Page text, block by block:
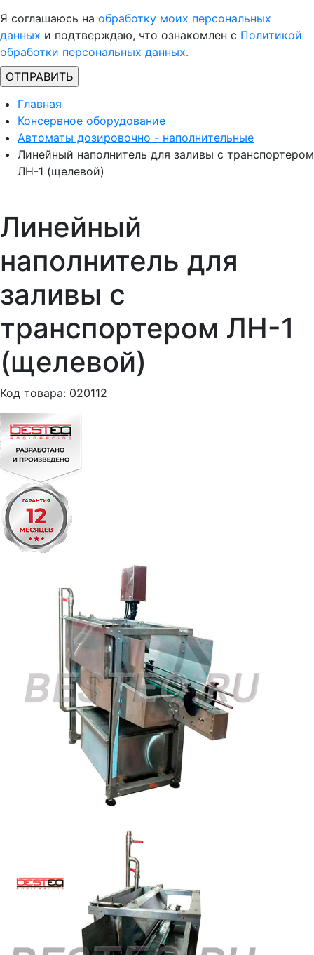
Я соглашаюсь на обработку моих персональных
данных и подтверждаю, что ознакомлен с Политикой
обработки персональных данных.
Главная
Консервное оборудование
Автоматы дозировочно - наполнительные
Линейный наполнитель для заливы с транспортером
ЛН-1 (щелевой)
Линейный
наполнитель для
заливы с
транспортером ЛН-1
(щелевой)
Код товара: 020112